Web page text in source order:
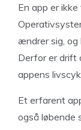
En app er
ændrer sig, og
Derfor er drift
appens
Et erfarent
også løbende